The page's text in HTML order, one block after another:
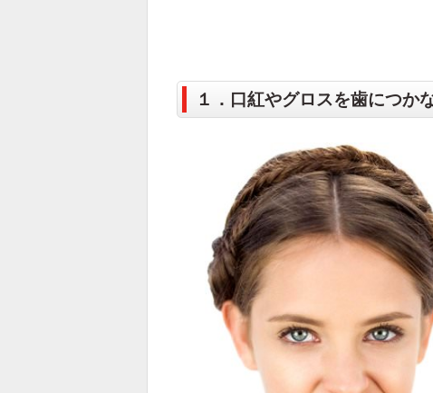
１．口紅やグロスを歯につか